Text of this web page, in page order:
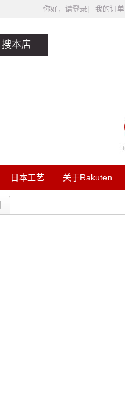
你好，请登录 我的订单
搜本店
日本工艺 关于Rakuten